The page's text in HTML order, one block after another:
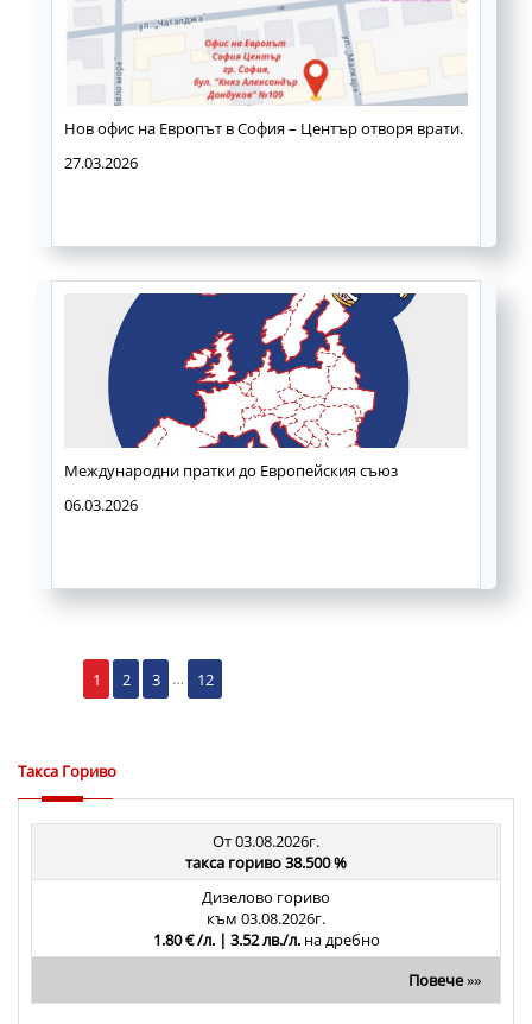
Нов офис на Европът в София – Център отворя врати.
27.03.2026
Международни пратки до Европейския съюз
06.03.2026
1 2 3 … 12
Такса Гориво
От 03.08.2026г.
такса гориво 38.500 %
Дизелово гориво
към 03.08.2026г.
1.80 € /л. | 3.52 лв./л.на дребно
Повече»»